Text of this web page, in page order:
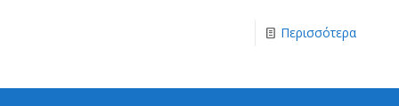
Περισσότερα